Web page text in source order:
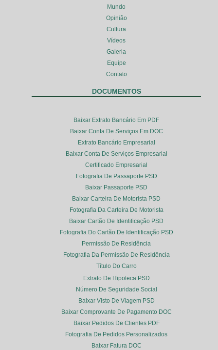
Mundo
Opinião
Cultura
Vídeos
Galeria
Equipe
Contato
DOCUMENTOS
Baixar Extrato Bancário Em PDF
Baixar Conta De Serviços Em DOC
Extrato Bancário Empresarial
Baixar Conta De Serviços Empresarial
Certificado Empresarial
Fotografia De Passaporte PSD
Baixar Passaporte PSD
Baixar Carteira De Motorista PSD
Fotografia Da Carteira De Motorista
Baixar Cartão De Identificação PSD
Fotografia Do Cartão De Identificação PSD
Permissão De Residência
Fotografia Da Permissão De Residência
Título Do Carro
Extrato De Hipoteca PSD
Número De Seguridade Social
Baixar Visto De Viagem PSD
Baixar Comprovante De Pagamento DOC
Baixar Pedidos De Clientes PDF
Fotografia De Pedidos Personalizados
Baixar Fatura DOC